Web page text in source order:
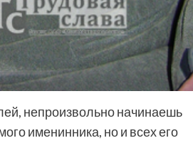
непроизвольно начинаешь
именинника, но и всех его